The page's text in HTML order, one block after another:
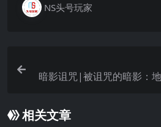
NS头号玩家
暗影诅咒|被诅咒的暗影：
相关文章